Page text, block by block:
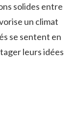
solides entre
un climat
se sentent en
leurs idées